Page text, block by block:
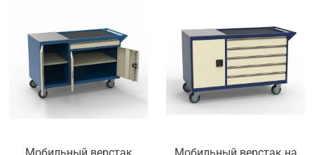
Мобильный верстак
Мобильный верстак на